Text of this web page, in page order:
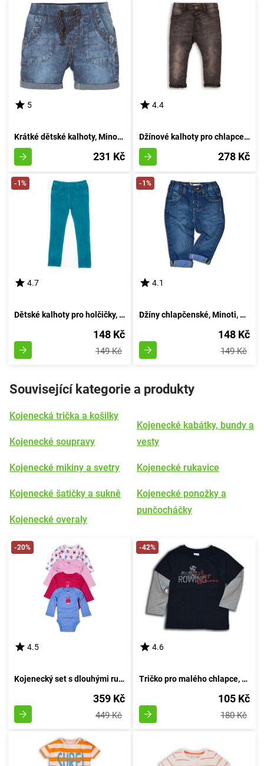
5
Krátké dětské kalhoty, Minoti, Springs 10, modré - velikost 68/80 | 6-12 měsíců
231 Kč
4.4
Džínové kalhoty pro chlapce s pružností, značky Minoti, model RANGER 6, černé - velikost 92/98 | pro věk 2/3 let
278 Kč
-1%
4.7
Dětské kalhoty pro holčičky, Minoti, MAGIC 11, azurová - velikost 92/98 | pro věk 2-3 let
148 Kč
149 Kč
-1%
4.1
Džíny chlapčenské, Minoti, FLAG 6, modré - velikost 92/98 | pro věk 2-3 let
148 Kč
149 Kč
Související kategorie a produkty
Kojenecká trička a košilky
Kojenecké soupravy
Kojenecké mikiny a svetry
Kojenecké šatičky a sukně
Kojenecké overaly
Kojenecké kabátky, bundy a
vesty
Kojenecké rukavice
Kojenecké ponožky a
punčocháčky
-20%
4.5
Kojenecký set s dlouhými rukávy, Pidilidi, PD1003, pro dívku - velikost 68/74 | 6-9 měsíců
359 Kč
449 Kč
-42%
4.6
Tričko pro malého chlapce, s dlouhými rukávy, od značky Wendee, v tmavě modrém provedení - velikost 98 | Věk 3 roky
105 Kč
180 Kč